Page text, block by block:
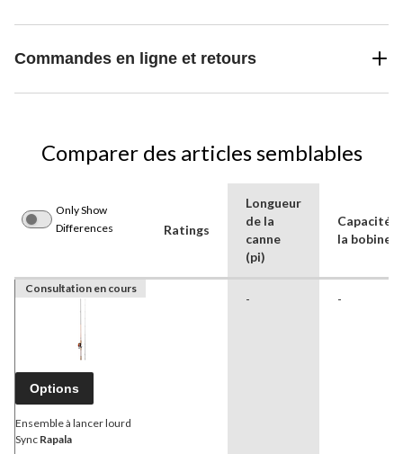
Commandes en ligne et retours
Comparer des articles semblables
Only Show
Differences
Ratings
Longueur
de la
canne
(pi)
Capacité
la bobine
Consultation en cours
Options
Ensemble à lancer lourd
Sync Rapala
- -